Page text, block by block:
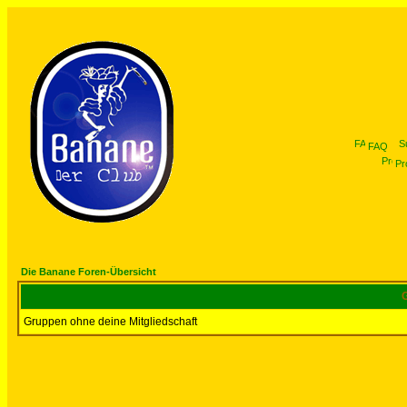
FAQ
Die Banane Foren-Übersicht
Gruppen ohne deine Mitgliedschaft